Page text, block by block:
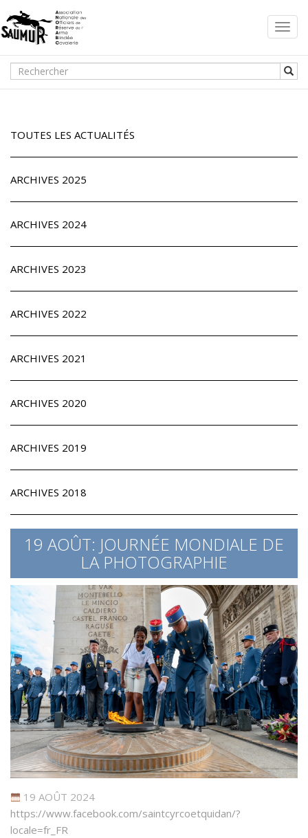
TOUTES LES ACTUALITÉS
ARCHIVES 2025
ARCHIVES 2024
ARCHIVES 2023
ARCHIVES 2022
ARCHIVES 2021
ARCHIVES 2020
ARCHIVES 2019
ARCHIVES 2018
19 AOÛT: JOURNÉE MONDIALE DE
LA PHOTOGRAPHIE
19 AOÛT 2024
https://www.facebook.com/saintcyrcoetquidan/?
locale=fr_FR